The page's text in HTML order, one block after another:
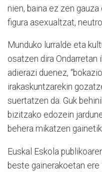
nien, baina ez zen
figura asexualtzat,
Munduko lurralde eta
osatzen dira Ondarretan
adierazi duenez,
irakaskuntzarekin
suertatzen da. Guk
bizitzako edozein
behera mikatzen
Euskal Eskola
beste gainerakoetan